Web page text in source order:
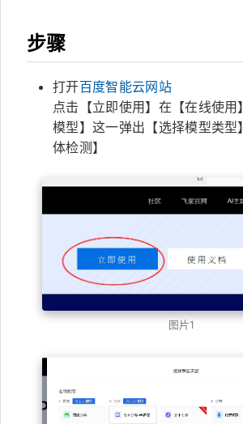
步骤
打开百度智能云网站
点击【立即使用】在【在线使用
模型】这一弹出【选择模型类型
体检测】
图片1